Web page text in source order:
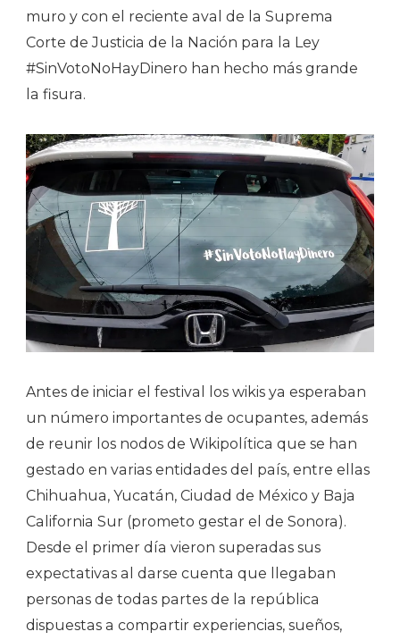
muro y con el reciente aval de la Suprema
Corte de Justicia de la Nación para la Ley
#SinVotoNoHayDinero han hecho más grande
la fisura.
Antes de iniciar el festival los wikis ya esperaban
un número importantes de ocupantes, además
de reunir los nodos de Wikipolítica que se han
gestado en varias entidades del país, entre ellas
Chihuahua, Yucatán, Ciudad de México y Baja
California Sur (prometo gestar el de Sonora).
Desde el primer día vieron superadas sus
expectativas al darse cuenta que llegaban
personas de todas partes de la república
dispuestas a compartir experiencias, sueños,